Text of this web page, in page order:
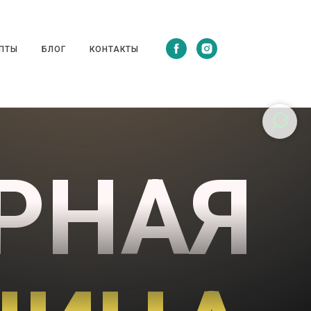
БЛОГ КОНТАКТЫ
БЛОГ КОНТАКТЫ